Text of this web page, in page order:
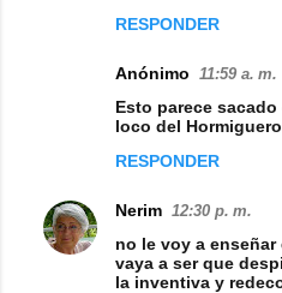
s
RESPONDER
Anónimo 11:59 a. m.
Esto parece
loco del
RESPONDER
Nerim 12:30 p. m.
no le voy a
vaya a ser que
la inventiva y